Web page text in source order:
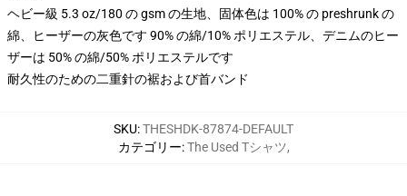
ヘビー級 5.3 oz/180 の gsm の生地、固体色は 100% の preshrunk の
綿、ヒーザーの灰色です 90% の綿/10% ポリエステル、デニムのヒー
ザーは 50% の綿/50% ポリエステルです
耐久性のための二重針の裾および首バンド
SKU:THESHDK-87874-DEFAULT
カテゴリー:The Used Tシャツ,